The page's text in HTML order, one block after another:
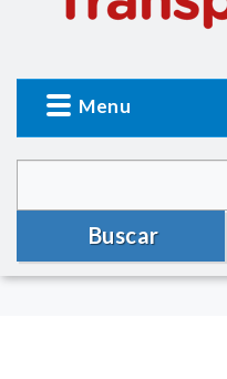
Menu
Buscar